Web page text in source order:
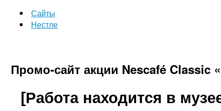
Сайты
Нестле
Промо-сайт акции Nescafé Classic
[Работа находится в